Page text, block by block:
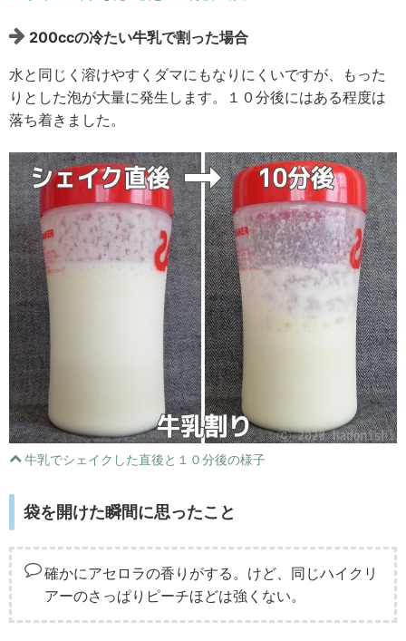
200ccの冷たい牛乳で割った場合
水と同じく溶けやすくダマにもなりにくいですが、もった
りとした泡が大量に発生します。１０分後にはある程度は
落ち着きました。
牛乳でシェイクした直後と１０分後の様子
袋を開けた瞬間に思ったこと
確かにアセロラの香りがする。けど、同じハイクリ
アーのさっぱりピーチほどは強くない。